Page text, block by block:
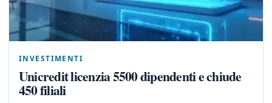
INVESTIMENTI
Unicredit licenzia 5500 dipendenti e chiude
450 filiali